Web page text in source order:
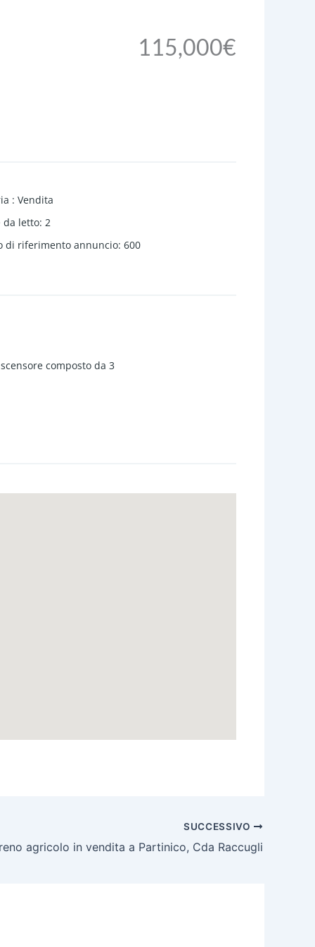
115,000€
: Vendita
da letto: 2
di riferimento annuncio: 600
composto da 3
SUCCESSIVO
agricolo in vendita a Partinico, Cda Raccugli